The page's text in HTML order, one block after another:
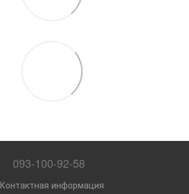
093-100-92-58
Контактная информация